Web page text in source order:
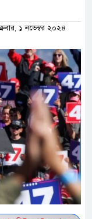
১ নভেম্বর ২০২৪